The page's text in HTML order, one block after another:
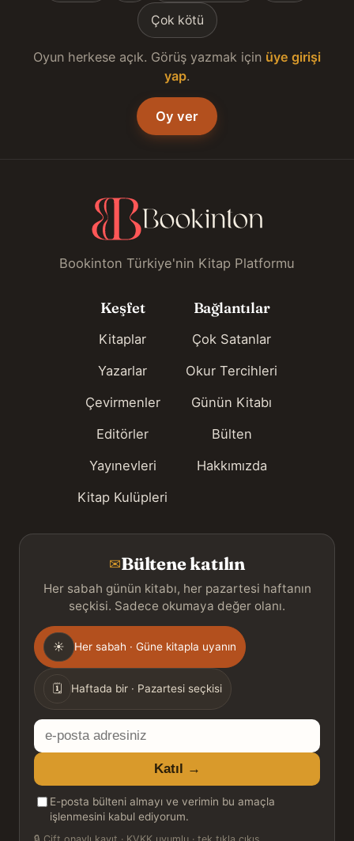
Çok kötü
Oyun herkese açık. Görüş yazmak için üye girişi
yap.
Oy ver
Bookinton Türkiye'nin Kitap Platformu
Keşfet
Kitaplar
Yazarlar
Çevirmenler
Editörler
Yayınevleri
Kitap Kulüpleri
Bağlantılar
Çok Satanlar
Okur Tercihleri
Günün Kitabı
Bülten
Hakkımızda
✉Bültene katılın
Her sabah günün kitabı, her pazartesi haftanın
seçkisi. Sadece okumaya değer olanı.
Gönderim
sıklığı
☀ Her sabah · Güne kitapla uyanın
🗓 Haftada bir · Pazartesi seçkisi
E-
posta
adresiniz
Katıl →
E-posta bülteni almayı ve verimin bu amaçla
işlenmesini kabul ediyorum.